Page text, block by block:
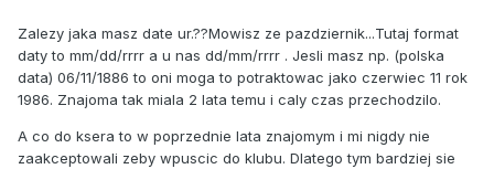
Zalezy jaka masz date ur.??Mowisz ze pazdziernik...Tutaj format
daty to mm/dd/rrrr a u nas dd/mm/rrrr . Jesli masz np. (polska
data) 06/11/1886 to oni moga to potraktowac jako czerwiec 11 rok
1986. Znajoma tak miala 2 lata temu i caly czas przechodzilo.
A co do ksera to w poprzednie lata znajomym i mi nigdy nie
zaakceptowali zeby wpuscic do klubu. Dlatego tym bardziej sie